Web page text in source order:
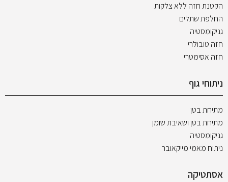
הקטנת חזה ללא צלקות
החלפת שתלים
גניקומסטיה
חזה טובולרי
חזה אסימטרי
ניתוחי גוף
מתיחת בטן
מתיחת בטן ושאיבת שומן
גניקומסטיה
ניתוח מאמי מייקאובר
אסתטיקה